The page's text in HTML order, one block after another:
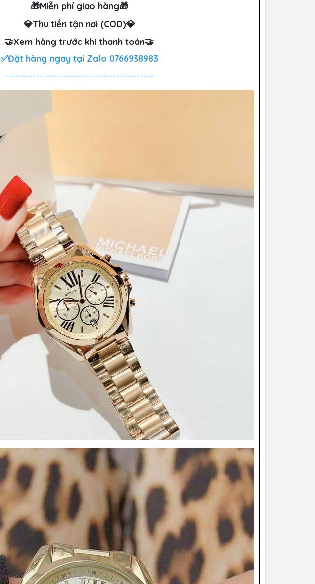
🎁Miễn phí giao hàng🎁
💎Thu tiền tận nơi (COD)💎
🤝Xem hàng trước khi thanh toán🤝
✅Đặt hàng ngay tại Zalo 0766938983
-------------------------------------------